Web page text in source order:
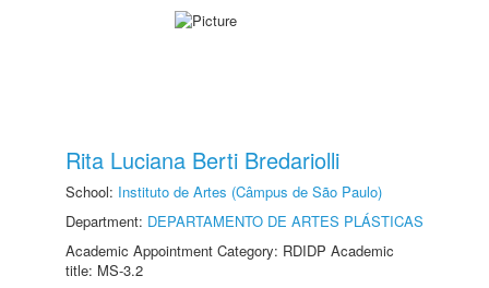
Rita Luciana Berti Bredariolli
School: Instituto de Artes (Câmpus de São Paulo)
Department: DEPARTAMENTO DE ARTES PLÁSTICAS
Academic Appointment Category: RDIDP Academic
title: MS-3.2